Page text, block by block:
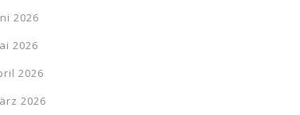
2026
2026
2026
2026